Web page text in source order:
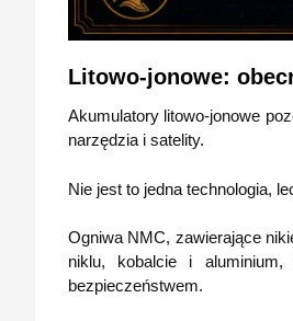
Litowo-jonowe:
Akumulatory litowo-jonowe
narzędzia i satelity.
Nie jest to jedna technologia,
Ogniwa NMC, zawierające
niklu, kobalcie i aluminium,
bezpieczeństwem.